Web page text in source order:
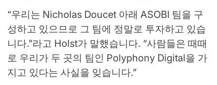
“우리는 Nicholas Doucet 아래 ASOBI 팀을 구
성하고 있으므로 그 팀에 정말로 투자하고 있습
니다.”라고 Holst가 말했습니다. “사람들은 때때
로 우리가 두 곳의 팀인 Polyphony Digital을 가
지고 있다는 사실을 잊습니다.”